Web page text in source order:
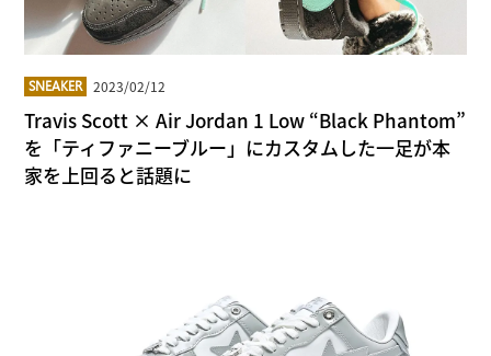
SNEAKER 2023/02/12
Travis Scott × Air Jordan 1 Low “Black Phantom”
を「ティファニーブルー」にカスタムした一足が本
家を上回ると話題に